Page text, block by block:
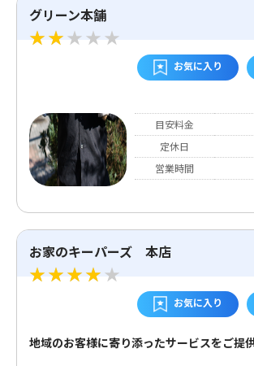
グリーン本舗
お気に入り
目安料金
定休日
営業時間
お家のキーパーズ 本店
お気に入り
地域のお客様に寄り添ったサービスをご提